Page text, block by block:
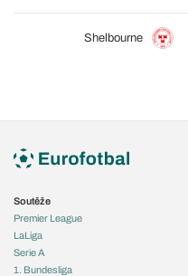
Shelbourne
Soutěže
Premier League
LaLiga
Serie A
1. Bundesliga